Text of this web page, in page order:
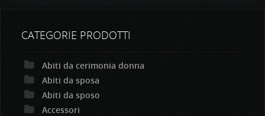
CATEGORIE PRODOTTI
Abiti da cerimonia donna
Abiti da sposa
Abiti da sposo
Accessori